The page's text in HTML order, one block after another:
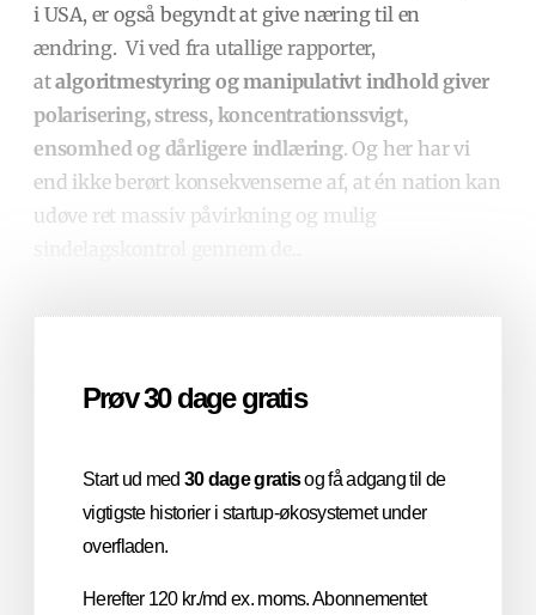
i USA, er også begyndt at give næring til en
ændring. Vi ved fra utallige rapporter,
atalgoritmestyring og manipulativt indhold giver
polarisering, stress, koncentrationssvigt,
ensomhed og dårligere indlæring. Og her har vi
end ikke berørt konsekvenserne af, at én nation kan
udøve ret massiv påvirkning og mulig
Prøv 30 dage gratis
Start ud med 30 dage gratisog få adgang til de
vigtigste historier i startup-økosystemet under
overfladen.
Herefter 120 kr./md ex. moms. Abonnementet